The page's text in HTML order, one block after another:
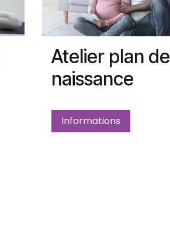
Atelier plan de
naissance
Informations